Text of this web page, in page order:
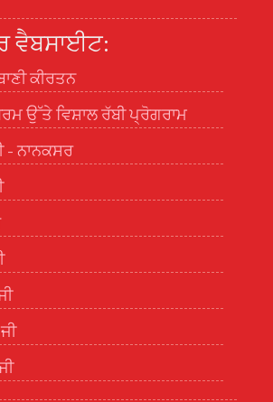
ਵੈਬਸਾਈਟ:
ਕੀਰਤਨ
ਉੱਤੇ ਵਿਸ਼ਾਲ ਰੱਬੀ ਪ੍ਰੋਗਰਾਮ
- ਨਾਨਕਸਰ